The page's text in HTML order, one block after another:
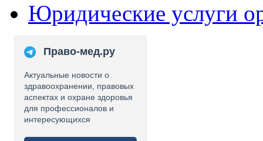
Юридические услуги
Право-мед.ру
Актуальные новости о
здравоохранении, правовых
аспектах и охране здоровья
для профессионалов и
интересующихся